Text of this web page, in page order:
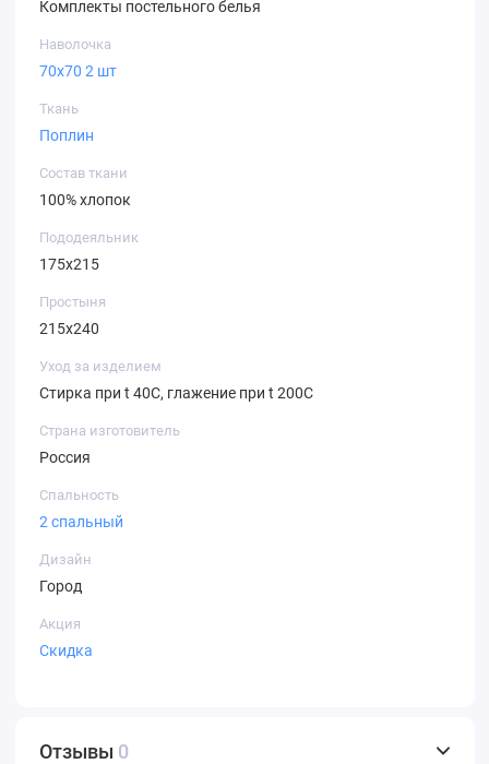
Комплекты постельного белья
Наволочка
70х70 2 шт
Ткань
Поплин
Состав ткани
100% хлопок
Пододеяльник
175х215
Простыня
215х240
Уход за изделием
Стирка при t 40С, глажение при t 200С
Страна изготовитель
Россия
Спальность
2 спальный
Дизайн
Город
Акция
Скидка
Отзывы 0